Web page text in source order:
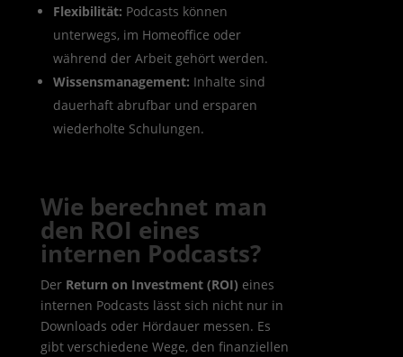
Flexibilität: Podcasts können
unterwegs, im Homeoffice oder
während der Arbeit gehört werden.
Wissensmanagement: Inhalte sind
dauerhaft abrufbar und ersparen
wiederholte Schulungen.
Wie berechnet man
den ROI eines
internen Podcasts?
Der Return on Investment (ROI) eines
internen Podcasts lässt sich nicht nur in
Downloads oder Hördauer messen. Es
gibt verschiedene Wege, den finanziellen